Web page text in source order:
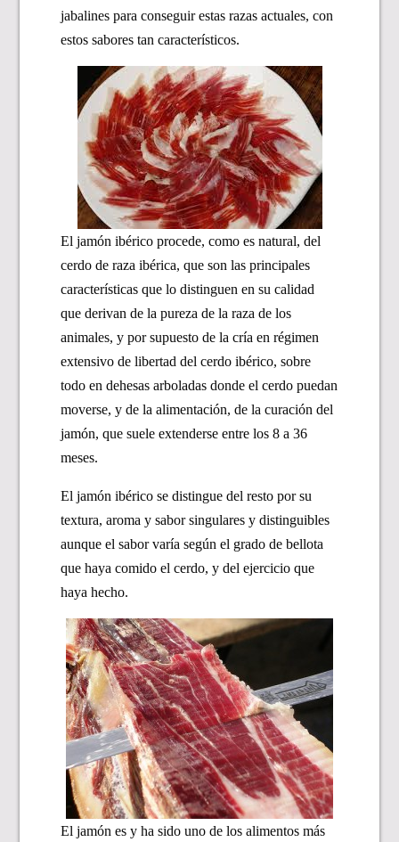
jabalines para conseguir estas razas actuales, con
estos sabores tan característicos.
Eljamón ibérico procede, como es natural, del
cerdo de raza ibérica, que son las principales
características que lo distinguen en su calidad
que derivan de la pureza de la raza de los
animales, y por supuesto de la cría en régimen
extensivo de libertad del cerdo ibérico, sobre
todo en dehesas arboladas donde el cerdo puedan
moverse, y de la alimentación, de la curación del
jamón, que suele extenderse entre los 8 a 36
meses.
El jamón ibérico se distingue del resto por su
textura, aroma y sabor singulares y distinguibles
aunque el sabor varía según el grado de bellota
que haya comido el cerdo, y del ejercicio que
haya hecho.
El jamón es y ha sido uno de los alimentos más